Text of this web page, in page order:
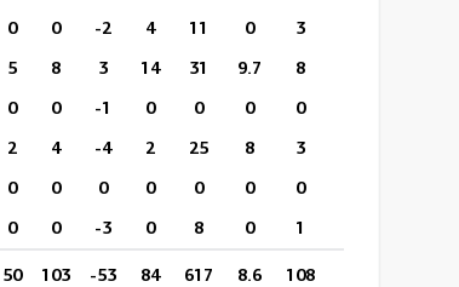
0 0 -2 4 11 0 3
5 8 3 14 31 9.7 8
0 0 -1 0 0 0 0
2 4 -4 2 25 8 3
0 0 0 0 0 0 0
0 0 -3 0 8 0 1
50 103 -53 84 617 8.6 108